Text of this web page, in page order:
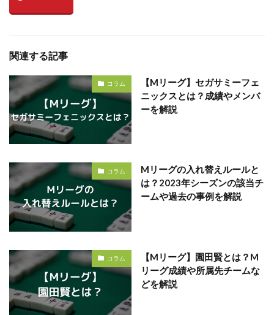
関連する記事
コラム
【Mリーグ】セガサミーフェ
ニックスとは？成績やメンバ
ーを解説
コラム
Mリーグの入れ替えルールと
は？2023年シーズンの該当チ
ームや過去の事例を解説
コラム
【Mリーグ】園田賢とは？M
リーグ成績や所属先チームな
どを解説